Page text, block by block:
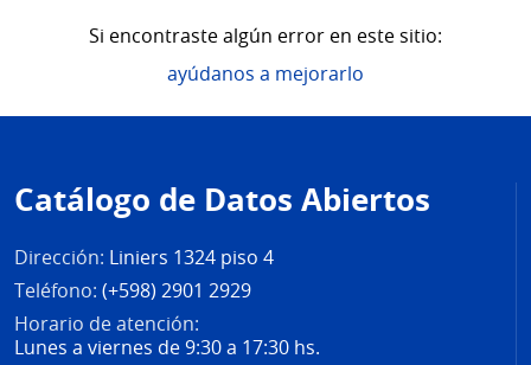
Si encontraste algún error en este sitio:
ayúdanos a mejorarlo
de
página
Catálogo de Datos Abiertos
Dirección: Liniers 1324 piso 4
Teléfono: (+598) 2901 2929
Horario de atención:
Lunes a viernes de 9:30 a 17:30 hs.